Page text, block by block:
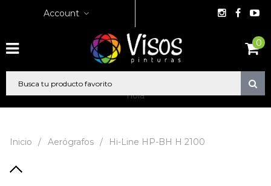
Account
0
hola
Inicio / Aerógrafos / Hi-Line HP-BH H 2100